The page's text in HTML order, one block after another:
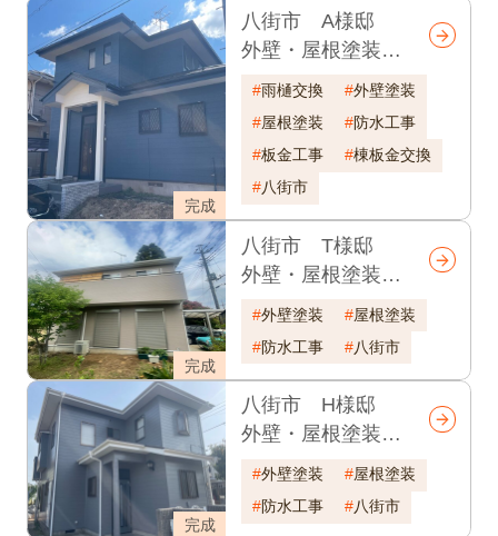
完成
八街市 A様邸
外壁・屋根塗装
他リフォーム工
雨樋交換
外壁塗装
屋根塗装
防水工事
板金工事
棟板金交換
八街市
完成
八街市 T様邸
外壁・屋根塗装
耐久年数26年
外壁塗装
屋根塗装
防水工事
八街市
完成
八街市 H様邸
外壁・屋根塗装
耐久年数20年
外壁塗装
屋根塗装
防水工事
八街市